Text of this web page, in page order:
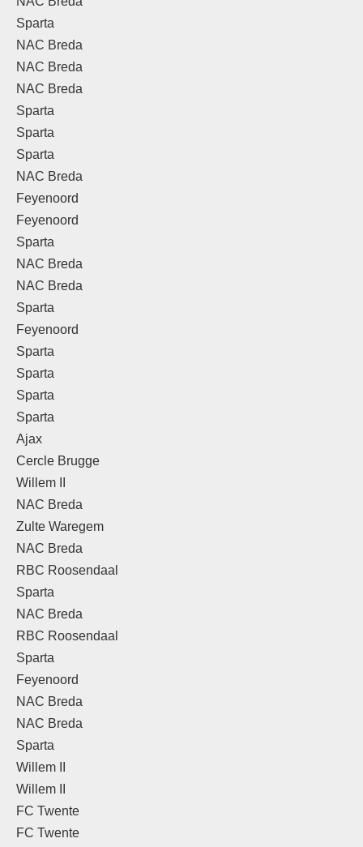
Sparta
NAC Breda
NAC Breda
NAC Breda
Sparta
Sparta
Sparta
NAC Breda
Feyenoord
Feyenoord
Sparta
NAC Breda
NAC Breda
Sparta
Feyenoord
Sparta
Sparta
Sparta
Sparta
Ajax
Cercle Brugge
Willem II
NAC Breda
Zulte Waregem
NAC Breda
RBC Roosendaal
Sparta
NAC Breda
RBC Roosendaal
Sparta
Feyenoord
NAC Breda
NAC Breda
Sparta
Willem II
Willem II
FC Twente
FC Twente